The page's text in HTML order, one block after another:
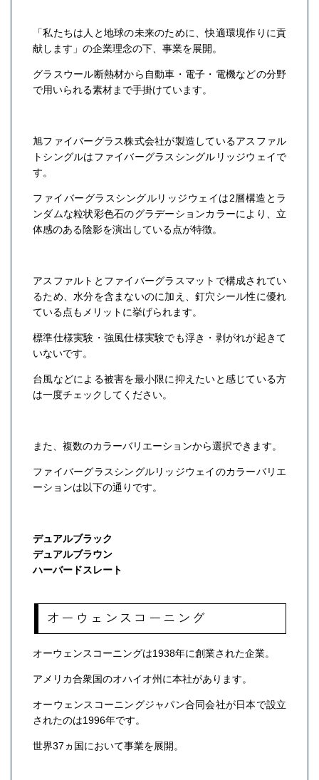
「私たちは人と地球の未来のために、快適環境作りに貢
献します」の企業理念の下、事業を展開。
グラスウール断熱材から自動車・電子・電機などの分野
で用いられる素材まで手掛けています。
旭ファイバーグラス株式会社が製造しているアスファル
トシングルはファイバーグラスシングルリッジウェイで
す。
ファイバーグラスシングルリッジウェイは2層構造とラ
ンダムな粒状彩色石のグラデーションカラーにより、立
体感のある陰影を演出している点が特徴。
アスファルトとファイバーグラスマットで構成されてい
るため、水分を含まないのに加え、釘穴シール性に優れ
ている点もメリットに挙げられます。
標準仕様実験・強風仕様実験でも浮き・剥がれが起きて
いないです。
台風などによる被害を最小限に抑えたいと感じている方
は一度チェックしてください。
また、複数のカラーバリエーションから選択できます。
ファイバーグラスシングルリッジウェイのカラーバリエ
ーションは以下の通りです。
デュアルブラック
デュアルブラウン
ハーバードスレート
オーウェンスコーニング
オーウェンスコーニングは1938年に創業された企業。
アメリカ合衆国のオハイオ州に本社があります。
オーウェンスコーニングジャパン合同会社が日本で設立
されたのは1996年です。
世界37ヵ国において事業を展開。